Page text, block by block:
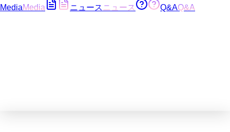
MediaMedia ニュース ニュース Q&AQ&A